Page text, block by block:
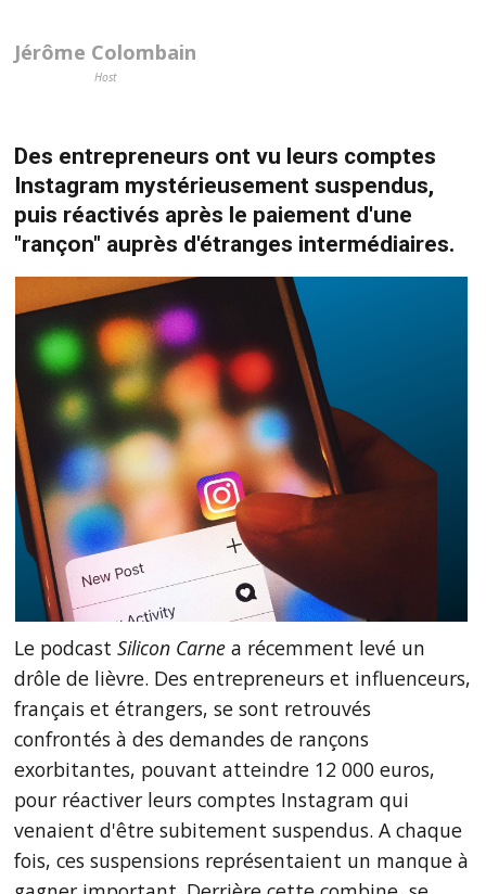
Jérôme Colombain
Host
Des entrepreneurs ont vu leurs comptes
Instagram mystérieusement suspendus,
puis réactivés après le paiement d'une
"rançon" auprès d'étranges intermédiaires.
Le podcastSilicon Carne a récemment levé un
drôle de lièvre. Des entrepreneurs et influenceurs,
français et étrangers, se sont retrouvés
confrontés à des demandes de rançons
exorbitantes, pouvant atteindre 12 000 euros,
pour réactiver leurs comptes Instagram qui
venaient d'être subitement suspendus. A chaque
fois, ces suspensions représentaient un manque à